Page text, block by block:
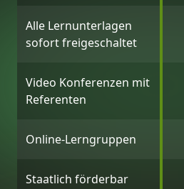
Alle Lernunterlagen
sofort freigeschaltet
Video Konferenzen mit
Referenten
Online-Lerngruppen
Staatlich förderbar